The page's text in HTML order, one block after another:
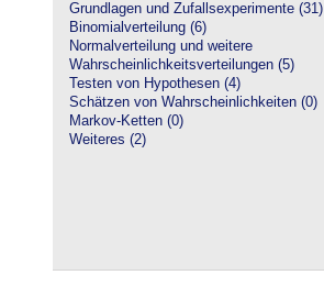
Grundlagen und Zufallsexperimente (31)
Binomialverteilung (6)
Normalverteilung und weitere
Wahrscheinlichkeitsverteilungen (5)
Testen von Hypothesen (4)
Schätzen von Wahrscheinlichkeiten (0)
Markov-Ketten (0)
Weiteres (2)